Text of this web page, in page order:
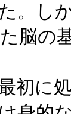
。し
脳の
初に